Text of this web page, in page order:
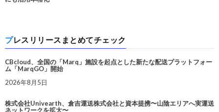
プレスリリースまとめてチェック
CBcloud、全国の「Marq」施設を起点とした新たな配送プラットフォー
ム「MarqGO」開始
2026年8月5日
株式会社Univearth、倉吉運送株式会社と資本提携〜山陰エリアへ実運送
ネットワークを拡大〜